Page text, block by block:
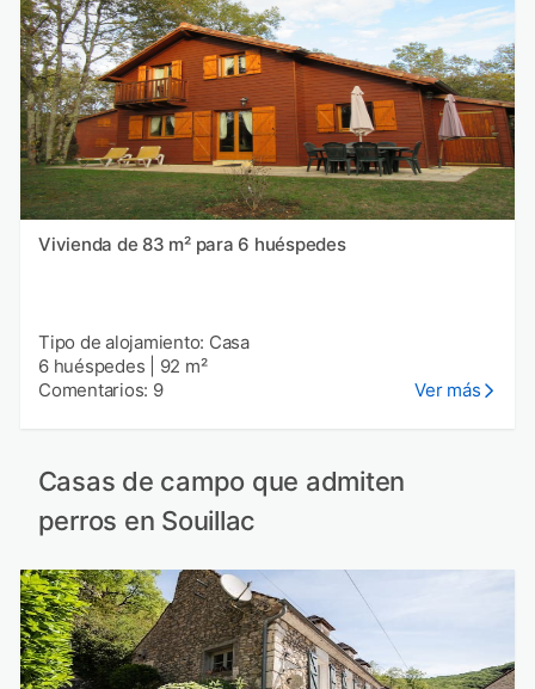
Vivienda de 83 m² para 6 huéspedes
Tipo de alojamiento: Casa
6 huéspedes
92 m²
Comentarios: 9
Ver más
Casas de campo que admiten
perros en Souillac